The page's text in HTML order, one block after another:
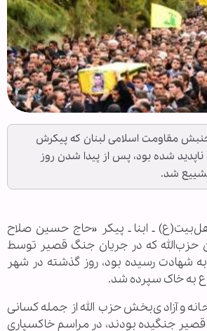
مقاومت اسلامی لبنان که پیکرش
ناپدید شده بود، پس از پیدا شدن روز
شد.
ـ ابنا ـ پیکر «حاج حسین صلاح
حزب‌الله که در جریان جنگ قصیر توسط
شهادت رسیده بود، روز گذشته در شهر
به خاک سپرده شد.
و آزادی‌بخش حزب الله از جمله کسانی
قصیر جنگیده بودند، در مراسم خاکسپاری